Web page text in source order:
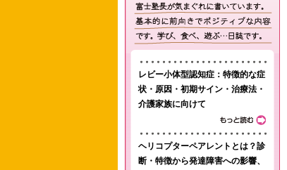
レビー小体型認知症：特徴的な症
状・原因・初期サイン・治療法・
介護家族に向けて
ヘリコプターペアレントとは？診
断・特徴から発達障害への影響、